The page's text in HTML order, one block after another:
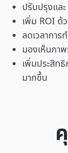
ปรับปรุงแล
เพิ่ม ROI ด้
ลดเวลาการ
มองเห็นภา
เพิ่มประสิท
มากขึ้น